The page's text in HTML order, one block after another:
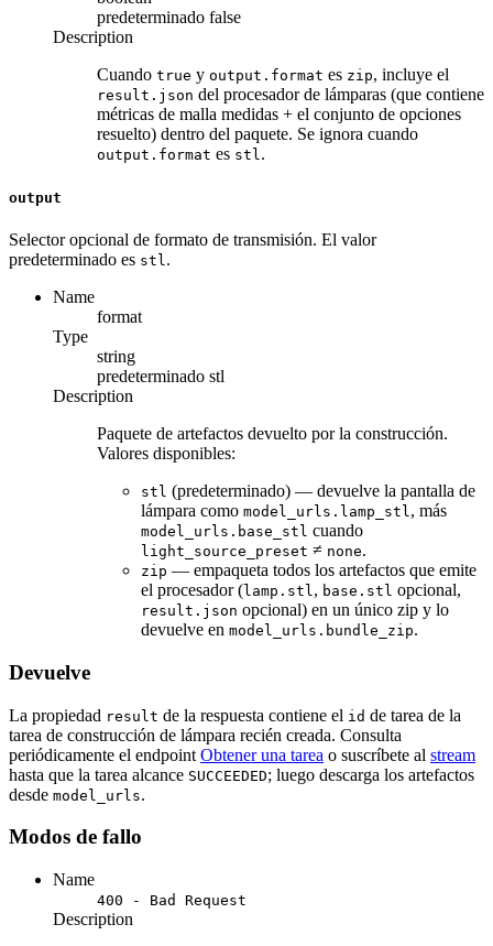
predeterminado false
Description
Cuando true y output.format es zip, incluye el
result.json del procesador de lámparas (que contiene
métricas de malla medidas + el conjunto de opciones
resuelto) dentro del paquete. Se ignora cuando
output.format es stl .
output
Selector opcional de formato de transmisión. El valor
predeterminado es stl.
Name
format
Type
string
predeterminado stl
Description
Paquete de artefactos devuelto por la construcción.
Valores disponibles:
stl (predeterminado) — devuelve la pantalla de
lámpara como model_urls.lamp_stl, más
model_urls.base_stl cuando
light_source_preset ≠ none.
zip — empaqueta todos los artefactos que emite
el procesador (lamp.stl, base.stl opcional,
result.json opcional) en un único zip y lo
devuelve en model_urls.bundle_zip.
Devuelve
La propiedad result de la respuesta contiene el id de tarea de la
tarea de construcción de lámpara recién creada. Consulta
periódicamente el endpoint Obtener una tarea o suscríbete al stream
hasta que la tarea alcance SUCCEEDED; luego descarga los artefactos
desde model_urls.
Modos de fallo
Name
400 - Bad Request
Description